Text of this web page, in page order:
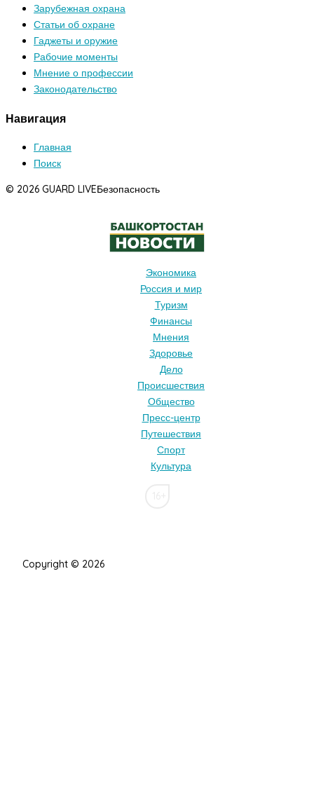
Зарубежная охрана
Статьи об охране
Гаджеты и оружие
Рабочие моменты
Мнение о профессии
Законодательство
Навигация
Главная
Поиск
© 2026 GUARD LIVEБезопасность
Экономика
Россия и мир
Туризм
Финансы
Мнения
Здоровье
Дело
Происшествия
Общество
Пресс-центр
Путешествия
Спорт
Культура
Copyright © 2026